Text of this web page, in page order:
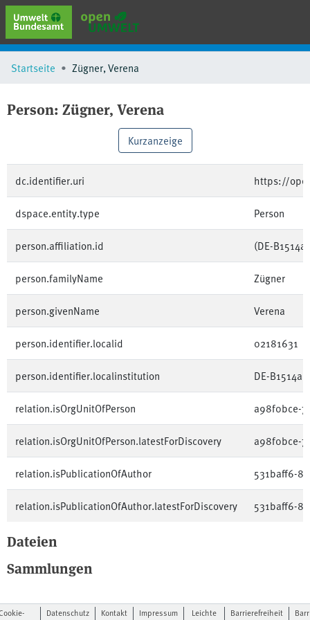
erweiterte Suche
Browse
Schlagwörter
Startseite Zügner, Verena
Person: Zügner, Verena
Kurzanzeige
dc.identifier.uri https://
dspace.entity.type Person
person.affiliation.id (DE-
person.familyName Zügner
person.givenName Verena
person.identifier.localid 02181631
person.identifier.localinstitution DE-B1514a
relation.isOrgUnitOfPerson a98f0bce-
relation.isOrgUnitOfPerson.latestForDiscovery a98f0bce-
relation.isPublicationOfAuthor 531baff6-
relation.isPublicationOfAuthor.latestForDiscovery 531baff6-
Dateien
Sammlungen
Datenschutz Kontakt Impressum
Leichte
Barrierefreiheit